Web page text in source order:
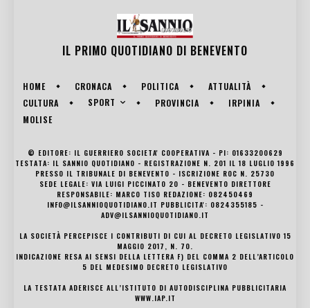
IL PRIMO QUOTIDIANO DI BENEVENTO
HOME CRONACA POLITICA
ATTUALITÀ
CULTURA
SPORT PROVINCIA
IRPINIA
MOLISE
© EDITORE: IL GUERRIERO SOCIETA' COOPERATIVA - PI: 01633200629
TESTATA: IL SANNIO QUOTIDIANO - REGISTRAZIONE N. 201 IL 18 LUGLIO 1996
PRESSO IL TRIBUNALE DI BENEVENTO - ISCRIZIONE ROC N. 25730
SEDE LEGALE: VIA LUIGI PICCINATO 20 - BENEVENTO DIRETTORE
RESPONSABILE: MARCO TISO REDAZIONE: 082450469
INFO@ILSANNIOQUOTIDIANO.IT PUBBLICITA': 0824355185 -
ADV@ILSANNIOQUOTIDIANO.IT
LA SOCIETÀ PERCEPISCE I CONTRIBUTI DI CUI AL DECRETO LEGISLATIVO 15
MAGGIO 2017, N. 70.
INDICAZIONE RESA AI SENSI DELLA LETTERA F) DEL COMMA 2 DELL’ARTICOLO
5 DEL MEDESIMO DECRETO LEGISLATIVO
LA TESTATA ADERISCE ALL’ISTITUTO DI AUTODISCIPLINA PUBBLICITARIA
WWW.IAP.IT